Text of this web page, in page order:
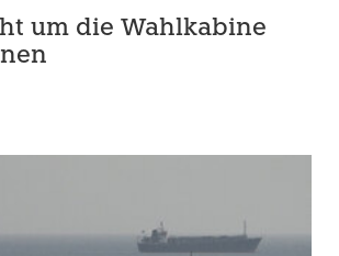
um die Wahlkabine